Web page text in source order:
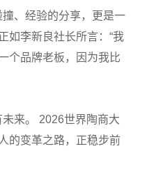
、经验的分享，更是一
如李新良社长所言：“我
个品牌老板，因为我比
来。 2026世界陶商大
的变革之路，正稳步前